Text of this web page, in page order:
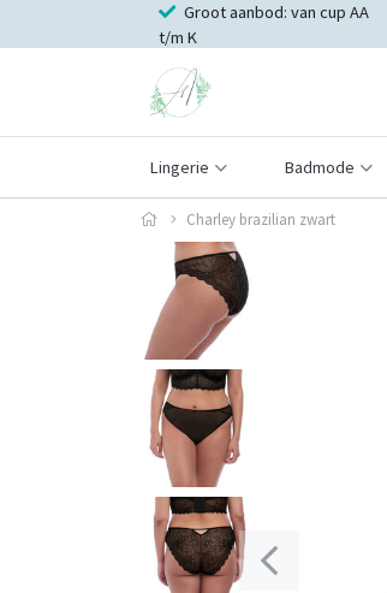
Groot aanbod: van cup AA
t/m K
Lingerie Badmode
Charley brazilian zwart